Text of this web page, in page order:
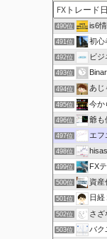
490位 is6
491位 初心
492位 ビ
493位
494位 あじ
495位 今か
496位 爺も
497位 エフ
498位
499位 FX
500位 資産
501位 日経
502位 さざ
503位 バク